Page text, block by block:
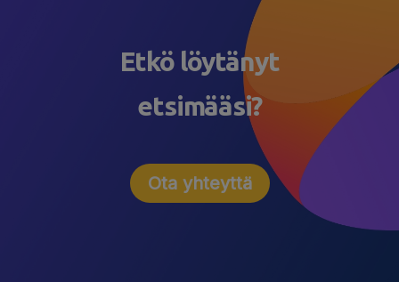
Etkö löytänyt
etsimääsi?
Ota yhteyttä